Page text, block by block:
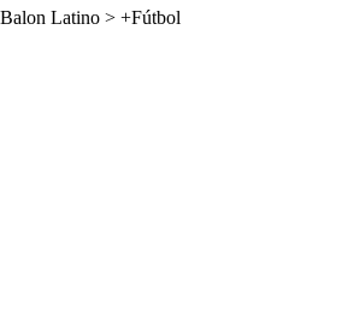
Balon Latino > +Fútbol